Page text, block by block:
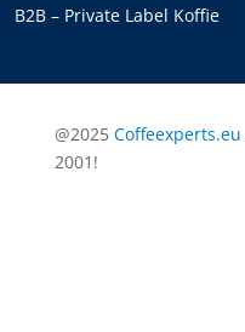
B2B – Private Label Koffie
@2025 Coffeexperts.eu
2001!